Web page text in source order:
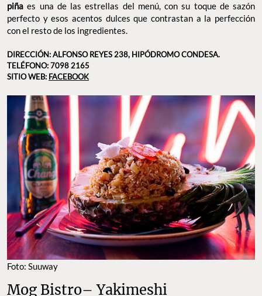
piñaes una de las estrellas del menú, con su toque de sazón
perfecto y esos acentos dulces que contrastan a la perfección
con el resto de los ingredientes.
DIRECCIÓN: ALFONSO REYES 238, HIPÓDROMO CONDESA.
TELÉFONO: 7098 2165
SITIO WEB: FACEBOOK
Foto: Suuway
Mog Bistro– Yakimeshi